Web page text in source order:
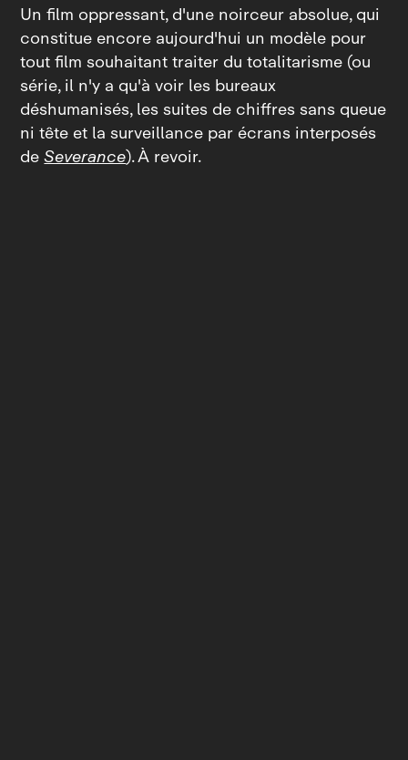
Un film oppressant, d'une noirceur absolue, qui
constitue encore aujourd'hui un modèle pour
tout film souhaitant traiter du totalitarisme (ou
série, il n'y a qu'à voir les bureaux
déshumanisés, les suites de chiffres sans queue
ni tête et la surveillance par écrans interposés
deSeverance). À revoir.